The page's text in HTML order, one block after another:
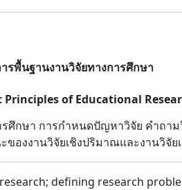
รพื้นฐานงานวิจัยทางการศึกษา
Principles of Educational
ศึกษา การกำหนดปัญหาวิจัย คำถา
องงานวิจัยเชิงปริมาณและงานวิจั
defining research